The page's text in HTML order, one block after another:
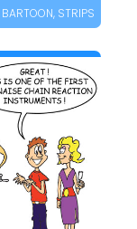
BARTOON, STRIPS